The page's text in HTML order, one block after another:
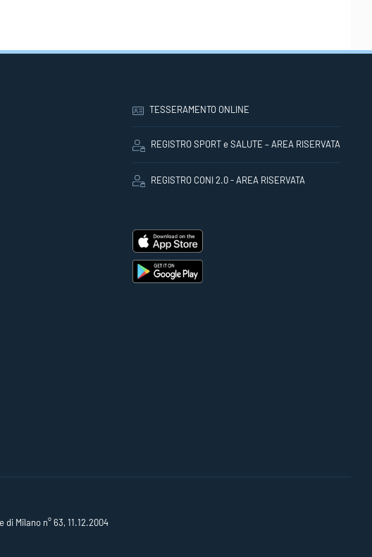
TESSERAMENTO ONLINE
REGISTRO SPORT e SALUTE – AREA RISERVATA
REGISTRO CONI 2.0 - AREA RISERVATA
Milano n° 63, 11.12.2004